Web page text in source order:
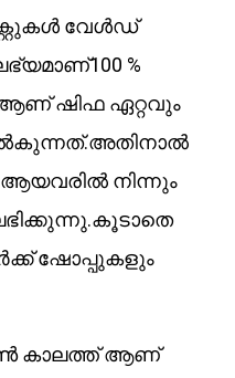
വേൾഡ്
%
ആണ് ഷിഫ ഏറ്റവും
ആയവരിൽ നിന്നും
ഷോപ്പുകളും
കാലത്ത് ആണ്